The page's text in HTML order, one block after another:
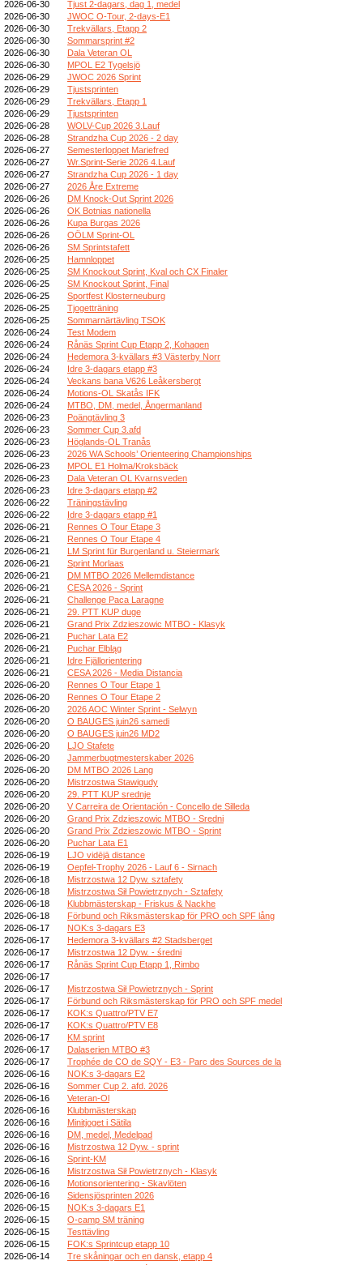
2026-06-30
Tjust 2-dagars, dag 1, medel
2026-06-30
JWOC O-Tour, 2-days-E1
2026-06-30
Trekvällars, Etapp 2
2026-06-30
Sommarsprint #2
2026-06-30
Dala Veteran OL
2026-06-30
MPOL E2 Tygelsjö
2026-06-29
JWOC 2026 Sprint
2026-06-29
Tjustsprinten
2026-06-29
Trekvällars, Etapp 1
2026-06-29
Tjustsprinten
2026-06-28
WOLV-Cup 2026 3.Lauf
2026-06-28
Strandzha Cup 2026 - 2 day
2026-06-27
Semesterloppet Mariefred
2026-06-27
Wr.Sprint-Serie 2026 4.Lauf
2026-06-27
Strandzha Cup 2026 - 1 day
2026-06-27
2026 Åre Extreme
2026-06-26
DM Knock-Out Sprint 2026
2026-06-26
OK Botnias nationella
2026-06-26
Kupa Burgas 2026
2026-06-26
OÖLM Sprint-OL
2026-06-26
SM Sprintstafett
2026-06-25
Hamnloppet
2026-06-25
SM Knockout Sprint, Kval och CX Finaler
2026-06-25
SM Knockout Sprint, Final
2026-06-25
Sportfest Klosterneuburg
2026-06-25
Tjogetträning
2026-06-25
Sommarnärtävling TSOK
2026-06-24
Test Modem
2026-06-24
Rånäs Sprint Cup Etapp 2, Kohagen
2026-06-24
Hedemora 3-kvällars #3 Västerby Norr
2026-06-24
Idre 3-dagars etapp #3
2026-06-24
Veckans bana V626 Leåkersbergt
2026-06-24
Motions-OL Skatås IFK
2026-06-24
MTBO, DM, medel, Ångermanland
2026-06-23
Poängtävling 3
2026-06-23
Sommer Cup 3.afd
2026-06-23
Höglands-OL Tranås
2026-06-23
2026 WA Schools’ Orienteering Championships
2026-06-23
MPOL E1 Holma/Kroksbäck
2026-06-23
Dala Veteran OL Kvarnsveden
2026-06-23
Idre 3-dagars etapp #2
2026-06-22
Träningstävling
2026-06-22
Idre 3-dagars etapp #1
2026-06-21
Rennes O Tour Etape 3
2026-06-21
Rennes O Tour Etape 4
2026-06-21
LM Sprint für Burgenland u. Steiermark
2026-06-21
Sprint Morlaas
2026-06-21
DM MTBO 2026 Mellemdistance
2026-06-21
CESA 2026 - Sprint
2026-06-21
Challenge Paca Laragne
2026-06-21
29. PTT KUP duge
2026-06-21
Grand Prix Zdzieszowic MTBO - Klasyk
2026-06-21
Puchar Lata E2
2026-06-21
Puchar Elbląg
2026-06-21
Idre Fjällorientering
2026-06-21
CESA 2026 - Media Distancia
2026-06-20
Rennes O Tour Etape 1
2026-06-20
Rennes O Tour Etape 2
2026-06-20
2026 AOC Winter Sprint - Selwyn
2026-06-20
O BAUGES juin26 samedi
2026-06-20
O BAUGES juin26 MD2
2026-06-20
LJO Stafete
2026-06-20
Jammerbugtmesterskaber 2026
2026-06-20
DM MTBO 2026 Lang
2026-06-20
Mistrzostwa Stawigudy
2026-06-20
29. PTT KUP srednje
2026-06-20
V Carreira de Orientación - Concello de Silleda
2026-06-20
Grand Prix Zdzieszowic MTBO - Sredni
2026-06-20
Grand Prix Zdzieszowic MTBO - Sprint
2026-06-20
Puchar Lata E1
2026-06-19
LJO vidējā distance
2026-06-19
Oepfel-Trophy 2026 - Lauf 6 - Sirnach
2026-06-18
Mistrzostwa 12 Dyw. sztafety
2026-06-18
Mistrzostwa Sił Powietrznych - Sztafety
2026-06-18
Klubbmästerskap - Friskus & Nackhe
2026-06-18
Förbund och Riksmästerskap för PRO och SPF lång
2026-06-17
NOK:s 3-dagars E3
2026-06-17
Hedemora 3-kvällars #2 Stadsberget
2026-06-17
Mistrzostwa 12 Dyw. - średni
2026-06-17
Rånäs Sprint Cup Etapp 1, Rimbo
2026-06-17
2026-06-17
Mistrzostwa Sił Powietrznych - Sprint
2026-06-17
Förbund och Riksmästerskap för PRO och SPF medel
2026-06-17
KOK:s Quattro/PTV E7
2026-06-17
KOK:s Quattro/PTV E8
2026-06-17
KM sprint
2026-06-17
Dalaserien MTBO #3
2026-06-17
Trophée de CO de SQY - E3 - Parc des Sources de la
2026-06-16
NOK:s 3-dagars E2
2026-06-16
Sommer Cup 2. afd. 2026
2026-06-16
Veteran-Ol
2026-06-16
Klubbmästerskap
2026-06-16
Minitjoget i Sätila
2026-06-16
DM, medel, Medelpad
2026-06-16
Mistrzostwa 12 Dyw. - sprint
2026-06-16
Sprint-KM
2026-06-16
Mistrzostwa Sił Powietrznych - Klasyk
2026-06-16
Motionsorientering - Skavlöten
2026-06-16
Sidensjösprinten 2026
2026-06-15
NOK:s 3-dagars E1
2026-06-15
O-camp SM träning
2026-06-15
Testtävling
2026-06-15
FOK:s Sprintcup etapp 10
2026-06-14
Tre skåningar och en dansk, etapp 4